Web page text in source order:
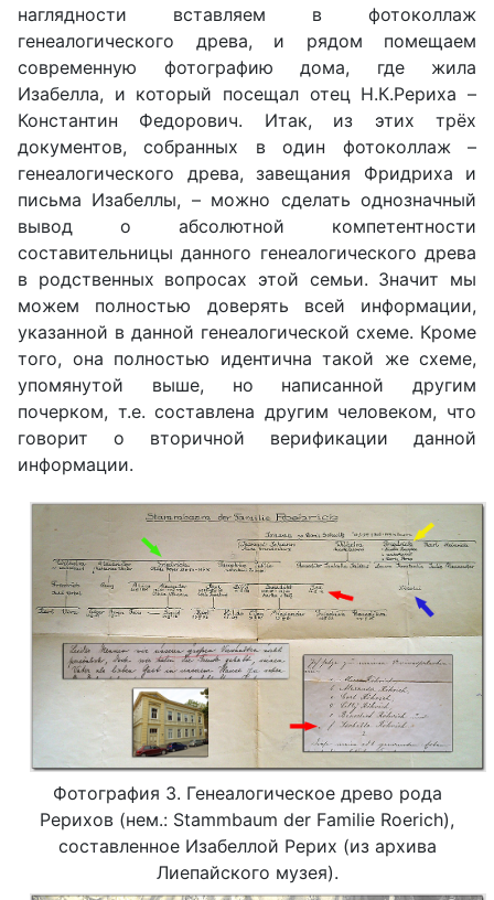
наглядности вставляем в фотоколлаж
генеалогического древа, и рядом помещаем
современную фотографию дома, где жила
Изабелла, и который посещал отец Н.К.Рериха –
Константин Федорович. Итак, из этих трёх
документов, собранных в один фотоколлаж –
генеалогического древа, завещания Фридриха и
письма Изабеллы, – можно сделать однозначный
вывод о абсолютной компетентности
составительницы данного генеалогического древа
в родственных вопросах этой семьи. Значит мы
можем полностью доверять всей информации,
указанной в данной генеалогической схеме. Кроме
того, она полностью идентична такой же схеме,
упомянутой выше, но написанной другим
почерком, т.е. составлена другим человеком, что
говорит о вторичной верификации данной
информации.
Фотография 3. Генеалогическое древо рода
Рерихов (нем.: Stammbaum der Familie Roerich),
составленное Изабеллой Рерих (из архива
Лиепайского музея).